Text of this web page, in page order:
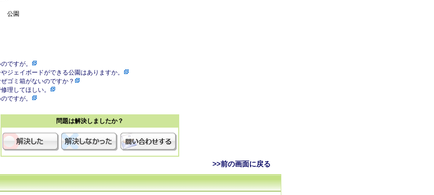
公園
ですが。
ジェイボードができる公園はありますか。
ゴミ箱がないのですか？
理してほしい。
ですが。
問題は解決しましたか？
>>前の画面に戻る